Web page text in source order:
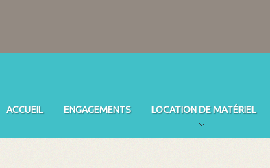
ACCUEIL ENGAGEMENTS LOCATION DE MATÉRIEL